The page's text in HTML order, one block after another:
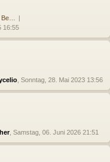
16:55
, Sonntag, 28. Mai 2023 13:56
, Samstag, 06. Juni 2026 21:51